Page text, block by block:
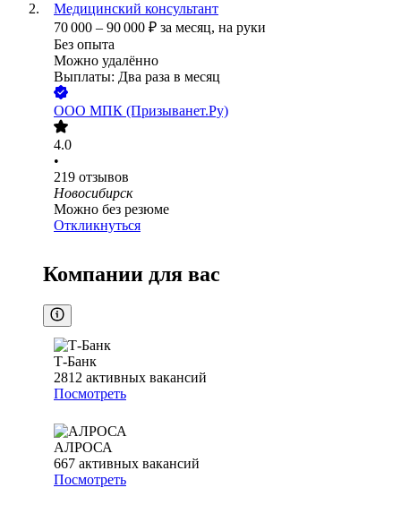
Медицинский консультант
70 000 – 90 000 ₽ за месяц, на руки
Без опыта
Можно удалённо
Выплаты: Два раза в месяц
ООО МПК (Призыванет.Ру)
4.0
•
219 отзывов
Новосибирск
Можно без резюме
Откликнуться
Компании для вас
Т-Банк
2812 активных вакансий
Посмотреть
АЛРОСА
667 активных вакансий
Посмотреть